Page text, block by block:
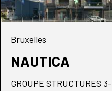
Bruxelles
NAUTICA
GROUPE STRUCTURES 3-